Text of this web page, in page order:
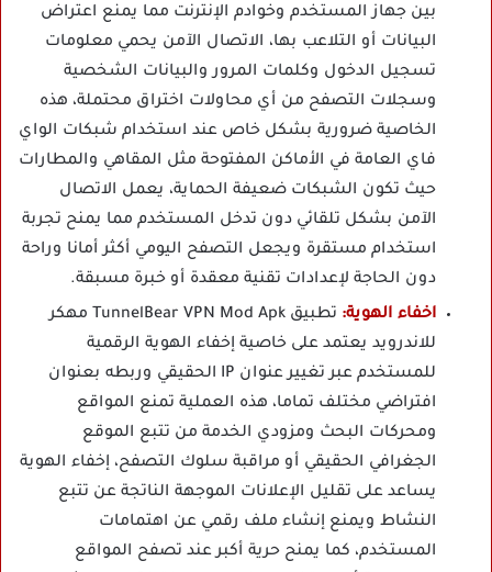
بين جهاز المستخدم وخوادم الإنترنت مما يمنع اعتراض
البيانات أو التلاعب بها، الاتصال الآمن يحمي معلومات
تسجيل الدخول وكلمات المرور والبيانات الشخصية
وسجلات التصفح من أي محاولات اختراق محتملة، هذه
الخاصية ضرورية بشكل خاص عند استخدام شبكات الواي
فاي العامة في الأماكن المفتوحة مثل المقاهي والمطارات
حيث تكون الشبكات ضعيفة الحماية، يعمل الاتصال
الآمن بشكل تلقائي دون تدخل المستخدم مما يمنح تجربة
استخدام مستقرة ويجعل التصفح اليومي أكثر أمانا وراحة
دون الحاجة لإعدادات تقنية معقدة أو خبرة مسبقة.
اخفاء الهوية:
تطبيق TunnelBear VPN Mod Apk مهكر
للاندرويد يعتمد على خاصية إخفاء الهوية الرقمية
للمستخدم عبر تغيير عنوان IP الحقيقي وربطه بعنوان
افتراضي مختلف تماما، هذه العملية تمنع المواقع
ومحركات البحث ومزودي الخدمة من تتبع الموقع
الجغرافي الحقيقي أو مراقبة سلوك التصفح، إخفاء الهوية
يساعد على تقليل الإعلانات الموجهة الناتجة عن تتبع
النشاط ويمنع إنشاء ملف رقمي عن اهتمامات
المستخدم، كما يمنح حرية أكبر عند تصفح المواقع